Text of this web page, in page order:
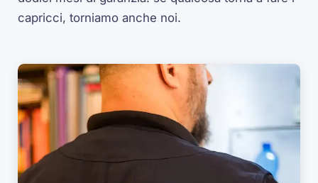
capricci, torniamo anche noi.